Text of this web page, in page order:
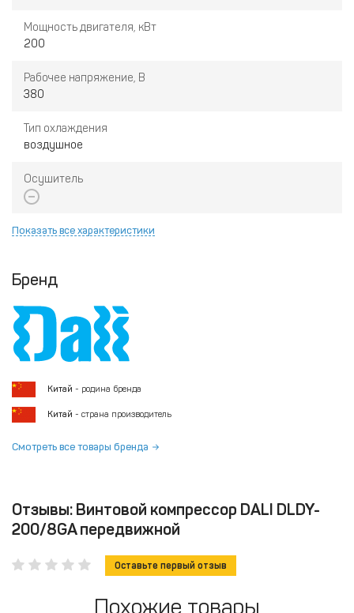
Мощность двигателя, кВт
200
Рабочее напряжение, В
380
Тип охлаждения
воздушное
Осушитель
Показать все характеристики
Бренд
Китай - родина бренда
Китай - страна производитель
Смотреть все товары бренда
Отзывы: Винтовой компрессор DALI DLDY-
200/8GA передвижной
Оставьте первый отзыв
Похожие товары